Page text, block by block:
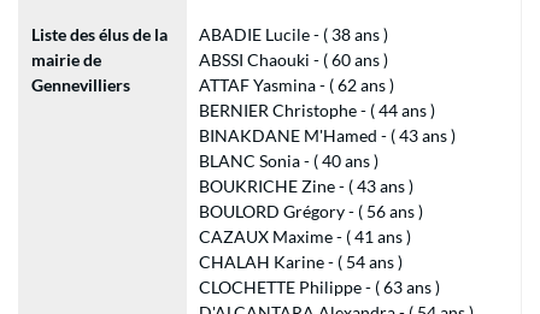
Liste des élus de la
mairie de
Gennevilliers
ABADIE Lucile - ( 38 ans )
ABSSI Chaouki - ( 60 ans )
ATTAF Yasmina - ( 62 ans )
BERNIER Christophe - ( 44 ans )
BINAKDANE M'Hamed - ( 43 ans )
BLANC Sonia - ( 40 ans )
BOUKRICHE Zine - ( 43 ans )
BOULORD Grégory - ( 56 ans )
CAZAUX Maxime - ( 41 ans )
CHALAH Karine - ( 54 ans )
CLOCHETTE Philippe - ( 63 ans )